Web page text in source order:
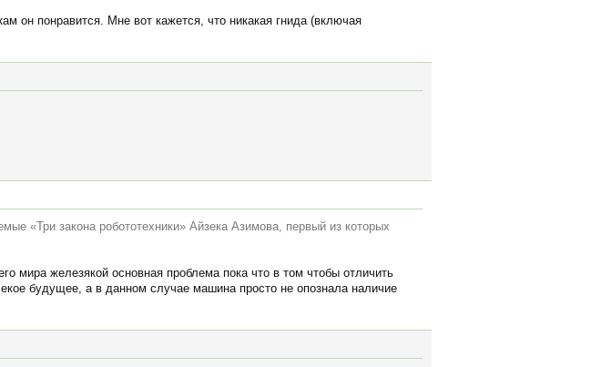
он понравится. Мне вот кажется, что никакая гнида (включая
«Три закона робототехники» Айзека Азимова, первый из которых
мира железякой основная проблема пока что в том чтобы отличить
будущее, а в данном случае машина просто не опознала наличие